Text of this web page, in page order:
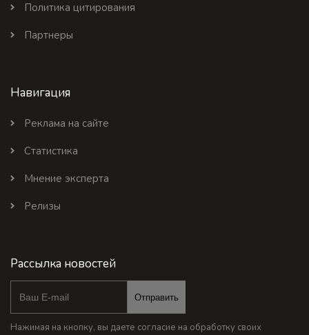
Политика цитирования
Партнеры
Навигация
Реклама на сайте
Статистика
Мнение эксперта
Релизы
Рассылка новостей
Отправить
Нажимая на кнопку, вы даете согласие на обработку своих